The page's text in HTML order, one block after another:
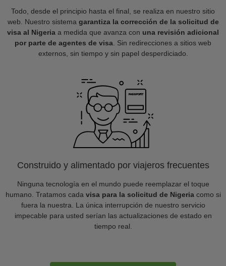
Todo, desde el principio hasta el final, se realiza en nuestro sitio
web. Nuestro sistema garantiza la corrección de la solicitud de
visa al Nigeria a medida que avanza con una revisión adicional
por parte de agentes de visa . Sin redirecciones a sitios web
externos, sin tiempo y sin papel desperdiciado.
Construido y alimentado por viajeros frecuentes
Ninguna tecnología en el mundo puede reemplazar el toque
humano. Tratamos cada visa para la solicitud de Nigeriacomo si
fuera la nuestra. La única interrupción de nuestro servicio
impecable para usted serían las actualizaciones de estado en
tiempo real.